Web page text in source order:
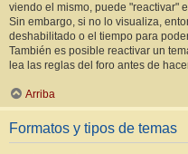
viendo el mismo, puede "reactivar"
Sin embargo, si no lo visualiza,
deshabilitado o el tiempo para
También es posible reactivar un
lea las reglas del foro antes de
Arriba
Formatos y tipos de temas